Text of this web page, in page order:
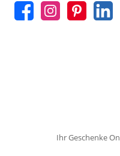
FacebookInstagramPinterestLinkedIn
Ihr Geschenke